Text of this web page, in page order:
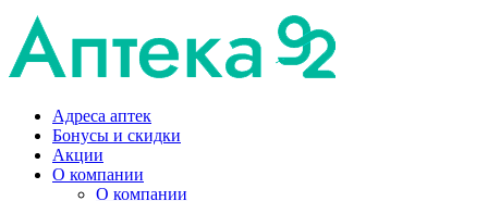
Адреса аптек
Бонусы и скидки
Акции
О компании
О компании